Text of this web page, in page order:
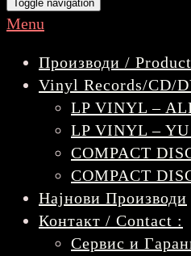
Toggle navigation
Menu
Производи /
Vinyl Records/CD/
LP VINYL –
LP VINYL –
COMPACT
COMPACT
Најнови Производи
Контакт / Contact :
Сервис и